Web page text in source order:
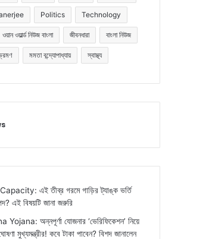
Politics Technology
ওয়ান ওয়ার্ল্ড নিউজ বাংলা জীবনধারা বাংলা নিউজ
মমতা বন্দ্যোপাধ্যায় স্বাস্থ্য
এই তীব্র গরমে গাড়ির ট্যাঙ্ক ভর্তি
এই বিষয়টি জানা জরুরি
অন্নপূর্ণা যোজনার ‘ভেরিফিকেশন’ নিয়ে
মুখ্যমন্ত্রীর! কবে টাকা পাবেন? বিশদ জানালেন